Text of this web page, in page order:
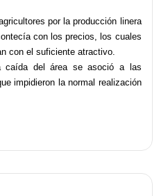
por la producción linera
con los precios, los cuales
con el suficiente atractivo.
caída del área se asoció a las
impidieron la normal realización